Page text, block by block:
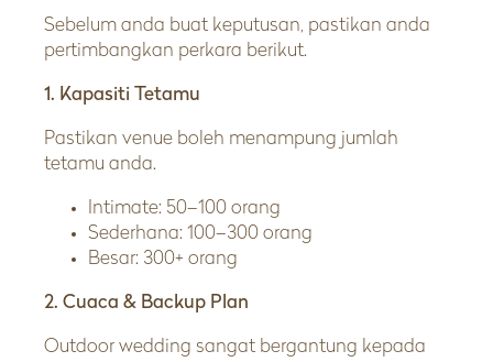
Sebelum anda buat keputusan, pastikan anda
pertimbangkan perkara berikut.
1. Kapasiti Tetamu
Pastikan venue boleh menampung jumlah
tetamu anda.
Intimate: 50–100 orang
Sederhana: 100–300 orang
Besar: 300+ orang
2. Cuaca & Backup Plan
Outdoor wedding sangat bergantung kepada